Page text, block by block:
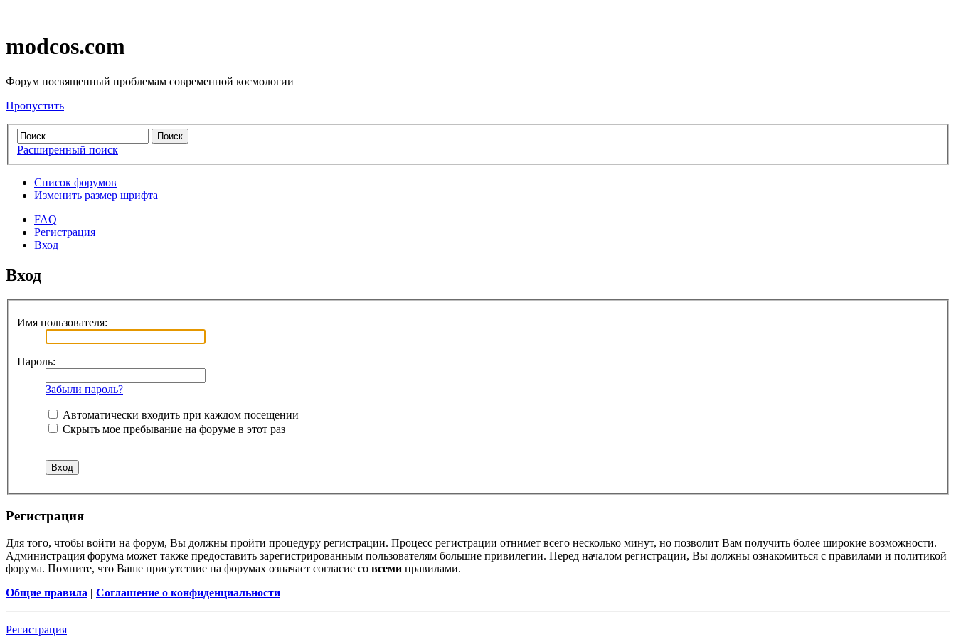
modcos.com
Форум посвященный проблемам современной космологии
Пропустить
Расширенный поиск
Список форумов
Изменить размер шрифта
FAQ
Регистрация
Вход
Вход
Имя пользователя:
Пароль:
Забыли пароль?
Автоматически входить при каждом посещении
Скрыть мое пребывание на форуме в этот раз
Регистрация
Для того, чтобы войти на форум, Вы должны пройти процедуру регистрации. Процесс регистрации отнимет всего несколько минут, но позволит Вам получить более широкие возможности.
Администрация форума может также предоставить зарегистрированным пользователям большие привилегии. Перед началом регистрации, Вы должны ознакомиться с правилами и политикой
форума. Помните, что Ваше присутствие на форумах означает согласие со всеми правилами.
Общие правила | Соглашение о конфиденциальности
Регистрация